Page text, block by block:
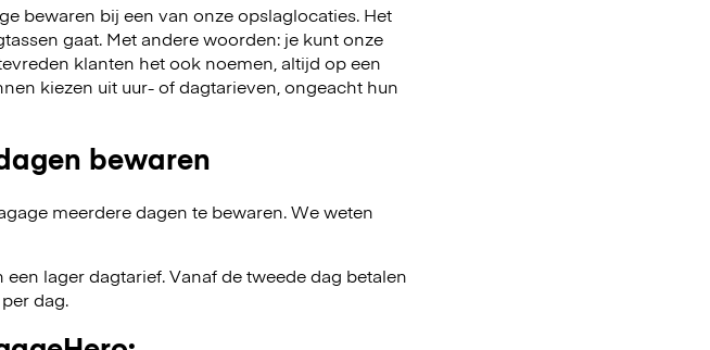
bewaren bij een van onze opslaglocaties. Het
gaat. Met andere woorden: je kunt onze
klanten het ook noemen, altijd op een
kiezen uit uur- of dagtarieven, ongeacht hun
bewaren
meerdere dagen te bewaren. We weten
lager dagtarief. Vanaf de tweede dag betalen
dag.